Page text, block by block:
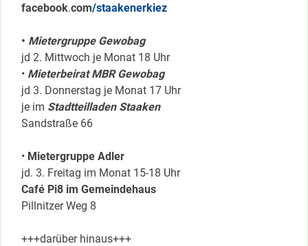
facebook.com/staakenerkiez
• Mietergruppe Gewobag
jd 2. Mittwoch je Monat 18 Uhr
• Mieterbeirat MBR Gewobag
jd 3. Donnerstag je Monat 17 Uhr
je im Stadtteilladen Staaken
Sandstraße 66
• Mietergruppe Adler
jd. 3. Freitag im Monat 15-18 Uhr
Café Pi8 im Gemeindehaus
Pillnitzer Weg 8
+++darüber hinaus+++